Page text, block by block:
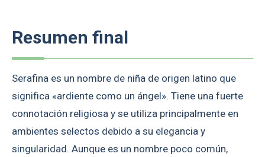
Resumen final
Serafina es un nombre de niña de origen latino que
significa «ardiente como un ángel». Tiene una fuerte
connotación religiosa y se utiliza principalmente en
ambientes selectos debido a su elegancia y
singularidad. Aunque es un nombre poco común,